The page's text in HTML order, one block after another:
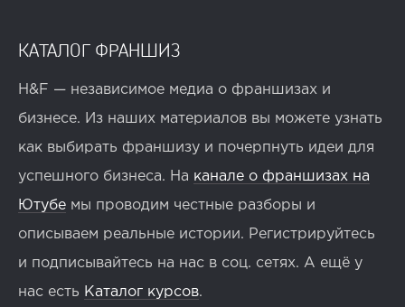
КАТАЛОГ ФРАНШИЗ
H&F — независимое медиа о франшизах и
бизнесе. Из наших материалов вы можете узнать
как выбирать франшизу и почерпнуть идеи для
успешного бизнеса. На канале о франшизах на
Ютубе мы проводим честные разборы и
описываем реальные истории. Регистрируйтесь
и подписывайтесь на нас в соц. сетях. А ещё у
нас есть Каталог курсов.